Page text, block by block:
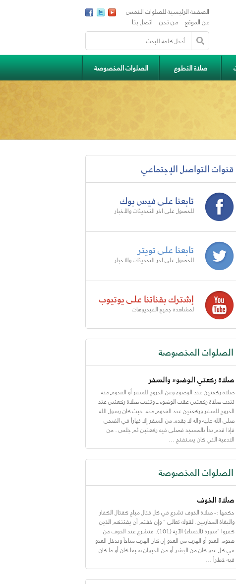
الصفحة الرئيسية للصلوات الخمس
عن الموقع
من نحن اتصل بنا
صلاة التطوع الصلوات المخصوصة
قنوات التواصل الإجتماعي
تابعنا على فيس بوك
للحصول على اخر التحديثات والأخبار
تابعنا على تويتر
للحصول على اخر التحديثات والأخبار
إشترك بقناتنا على يوتيوب
لمشاهدة جميع الفيديوهات
الصلوات المخصوصة
صلاة ركعتي الوضوء والسفر
صلاة ركعتين عند الوضوء وعن الخروج للسفر أو القدوم منه
تندب صلاة ركعتين عقب الوضوء ــ وتندب صلاة ركعتين عند
الخروج للسفر وركعتين عند القدوم منه. حيث كان رسول الله
صلى الله عليه واله لا يقدم من السفر إلا نهاراً في الضحى
فإذا قدم بدأ بالمسجد فصلى فيه ركعتين ثم جلس . من
الادعية التي كان يستفتح ...
الصلوات المخصوصة
صلاة الخوف
حكمها :- صلاة الخوف تشرع في كل قتال مباح كقتال الكفار
والبغاة المحاربين. لقوله تعالى " وإن خفتم أن يفتنكم الذين
كفروا "سورة (النساء) الآية (101). فتشرع عند الخوف من
هجوم العدو أو الهرب من العدو إن كان الهرب مباحاً ويدخل العدو
في كل عدوِ كان من البشر أو من الحيوان سبعاً كان أو ما كان
فيه خطراً ...